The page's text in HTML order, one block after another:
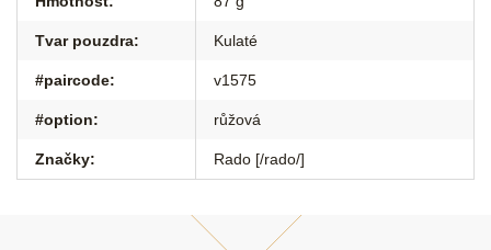
Tvar pouzdra: Kulaté
#paircode: v1575
#option: růžová
Značky: Rado [/rado/]